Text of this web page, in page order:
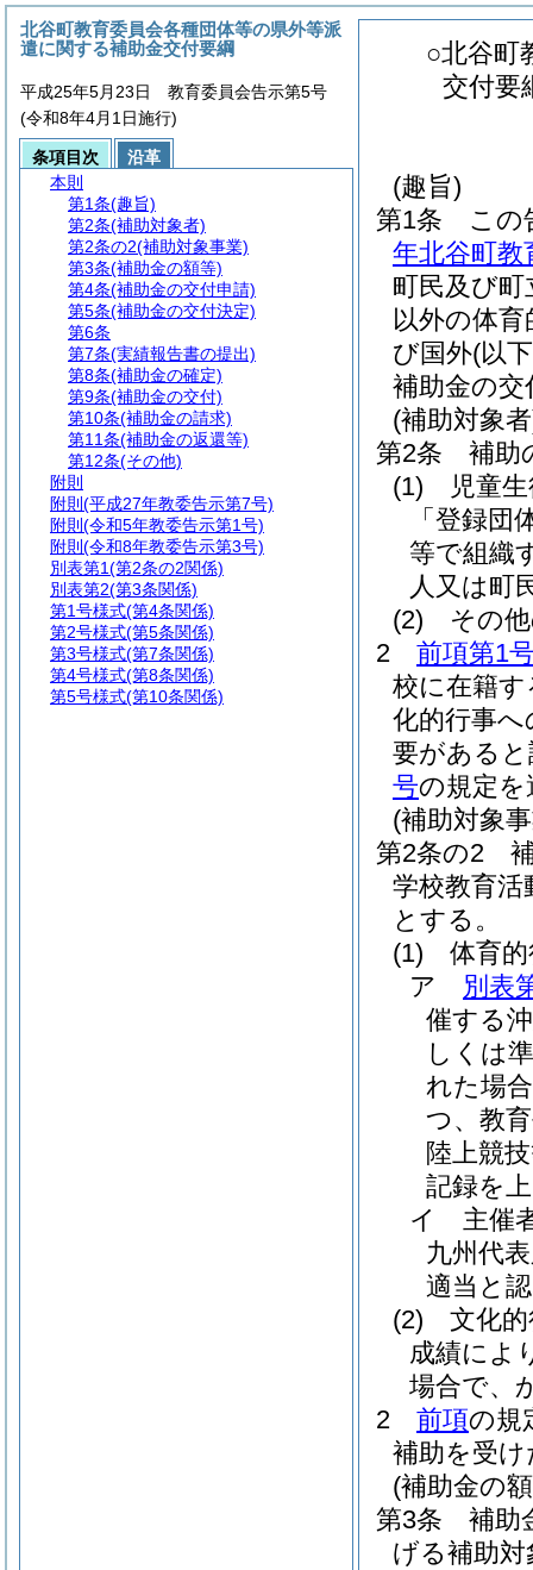
○北谷町
交付要
(趣旨)
第1条
この
年北谷町教
町民及び
以外の体
び国外(以
補助金の
(補助対象
第2条
補助
(1)
児童
「登録団
等で組織
人又は町
(2)
その
2
前項第1
校に在籍
化的行事
要がある
号の規定
(補助対象
第2条の2
学校教育
とする。
(1)
体育
ア
別表
催する
しくは
れた場
つ、教
陸上競
記録を
イ
主催
九州代
適当と
(2)
文化
成績によ
場合で、
2
前項の規
補助を受
(補助金の
第3条
補助
げる補助
北谷町教育委員会各種団体等の県外等派
遣に関する補助金交付要綱
平成25年5月23日 教育委員会告示第5号
(令和8年4月1日施行)
条項目次
沿革
本則
第1条(趣旨)
第2条(補助対象者)
第2条の2(補助対象事業)
第3条(補助金の額等)
第4条(補助金の交付申請)
第5条(補助金の交付決定)
第6条
第7条(実績報告書の提出)
第8条(補助金の確定)
第9条(補助金の交付)
第10条(補助金の請求)
第11条(補助金の返還等)
第12条(その他)
附則
附則 (平成27年教委告示第7号)
附則 (令和5年教委告示第1号)
附則 (令和8年教委告示第3号)
別表第1(第2条の2関係)
別表第2(第3条関係)
第1号様式(第4条関係)
第2号様式(第5条関係)
第3号様式(第7条関係)
第4号様式(第8条関係)
第5号様式(第10条関係)